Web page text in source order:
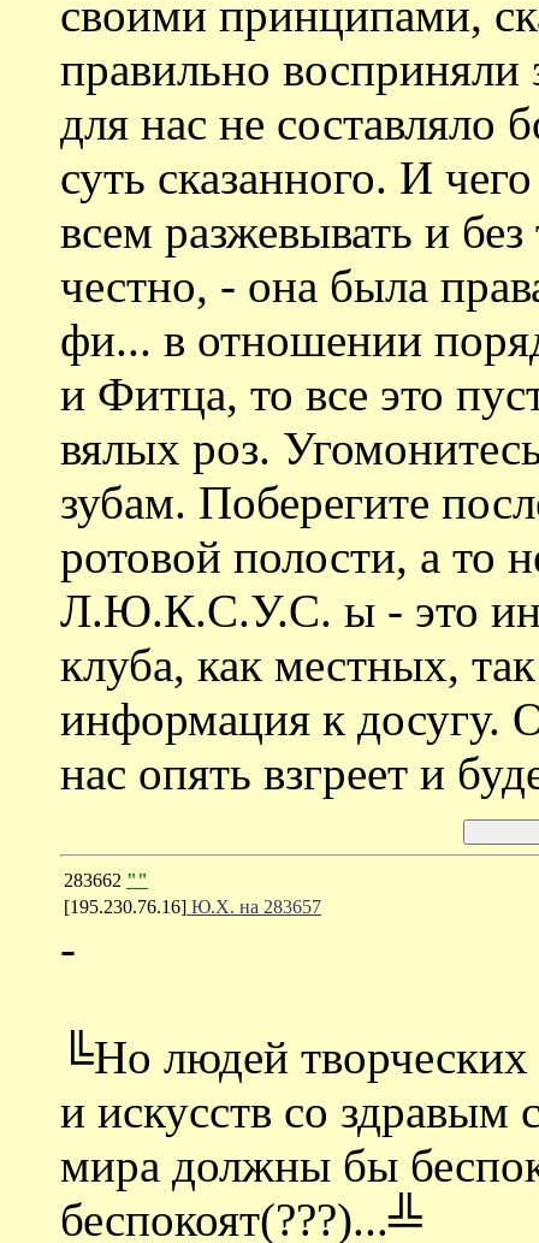
своими принципами,
правильно восприняли
для нас не составляло
суть сказанного. И
всем разжевывать и
честно, - она была
фи... в отношении
и Фитца, то все это
вялых роз.
зубам. Поберегите
ротовой полости, а то
Л.Ю.К.С.У.С. ы - это
клуба, как местных,
информация к досугу.
нас опять взгреет и
283662 ""
[195.230.76.16] Ю.Х. на 283657
-
╚Но людей
и искусств со
мира должны бы
беспокоят(???)...╩